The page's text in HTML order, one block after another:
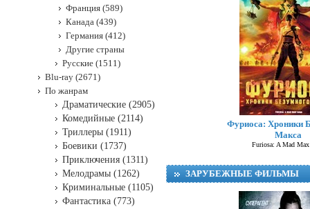
Фуриоса: Хроники
Макса
Furiosa: A Mad Max
ЗАРУБЕЖНЫЕ ФИЛЬМЫ
Франция (589)
Канада (439)
Германия (412)
Другие страны
Русские (1511)
Blu-ray (2671)
По жанрам
Драматические (2905)
Комедийные (2114)
Триллеры (1911)
Боевики (1737)
Приключения (1311)
Мелодрамы (1262)
Криминальные (1105)
Фантастика (773)